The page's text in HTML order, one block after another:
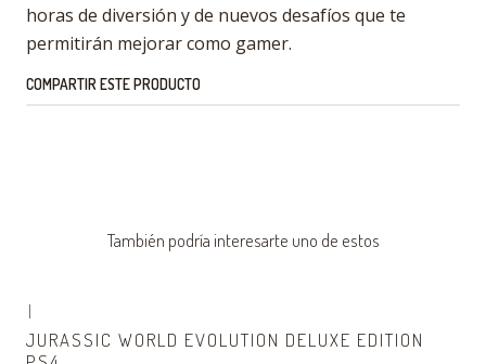
horas de diversión y de nuevos desafíos que te
permitirán mejorar como gamer.
COMPARTIR ESTE PRODUCTO
También podría interesarte uno de estos
|
JURASSIC WORLD EVOLUTION DELUXE EDITION